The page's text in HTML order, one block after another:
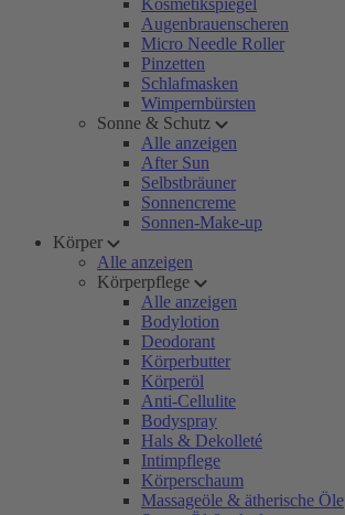
Kosmetikspiegel
Augenbrauenscheren
Micro Needle Roller
Pinzetten
Schlafmasken
Wimpernbürsten
Sonne & Schutz
Alle anzeigen
After Sun
Selbstbräuner
Sonnencreme
Sonnen-Make-up
Körper
Alle anzeigen
Körperpflege
Alle anzeigen
Bodylotion
Deodorant
Körperbutter
Körperöl
Anti-Cellulite
Bodyspray
Hals & Dekolleté
Intimpflege
Körperschaum
Massageöle & ätherische Öle